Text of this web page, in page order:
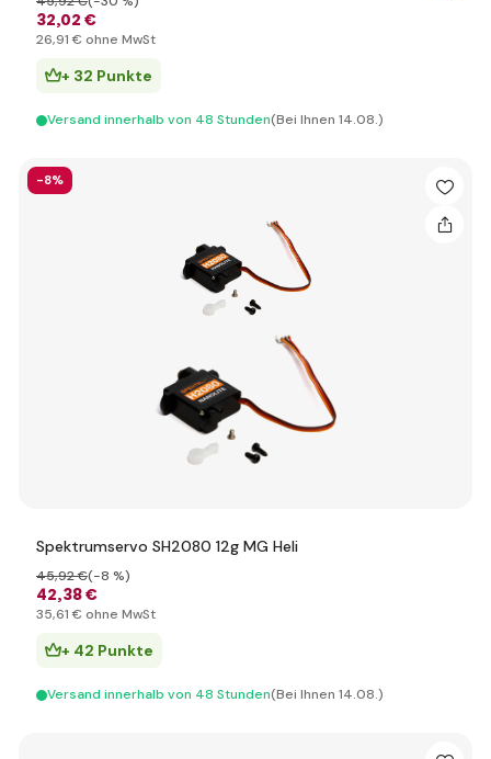
32,02 €
26,91 € ohne MwSt
+ 32 Punkte
Versand innerhalb von 48 Stunden(Bei Ihnen 14.08.)
-8%
Spektrumservo SH2080 12g MG Heli
42,38 €
45,92 €(-8 %)
35,61 € ohne MwSt
+ 42 Punkte
Versand innerhalb von 48 Stunden(Bei Ihnen 14.08.)